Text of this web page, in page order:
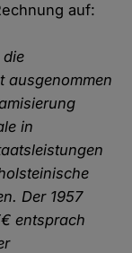
auf:
die
ausgenommen
in
Der 1957
entsprach